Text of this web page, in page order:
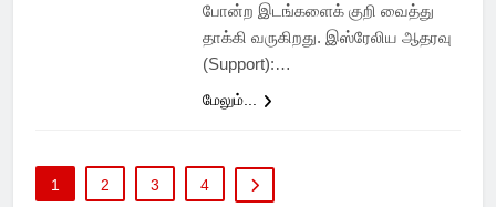
போன்ற இடங்களைக் குறி வைத்து
தாக்கி வருகிறது. இஸ்ரேலிய ஆதரவு
(Support):…
மேலும்...
1 2 3 4